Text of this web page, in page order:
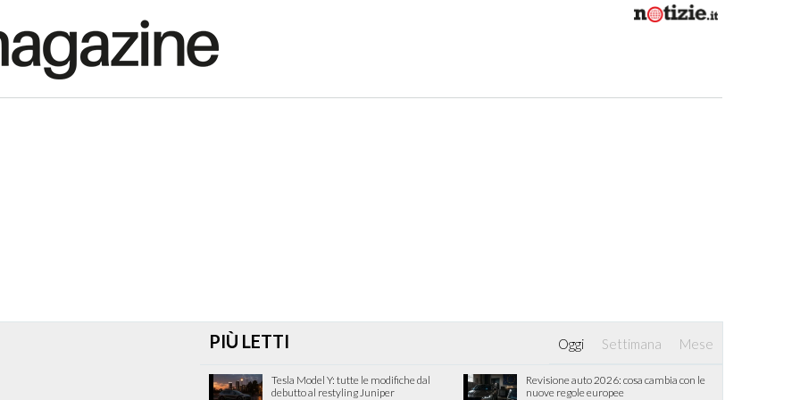
PIÙ LETTI Oggi Settimana Mese
Tesla Model Y: tutte le modifiche dal
debutto al restyling Juniper
Revisione auto 2026: cosa cambia con le
nuove regole europee